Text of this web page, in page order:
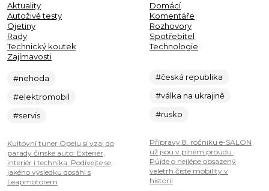
Aktuality
Autoživě testy
Ojetiny
Rady
Technický koutek
Zajímavosti
#nehoda
#elektromobil
#servis
Kultovní tuner Opelu si vzal do
parády čínské auto: Exteriér,
interiér i technika. Podívejte se,
jakého výsledku dosáhl s
Leapmotorem
Domácí
Komentáře
Rozhovory
Spotřebitel
Technologie
#česká republika
#válka na ukrajině
#rusko
Přípravy 8. ročníku e-SALON
už jsou v plném proudu.
Půjde o nejlépe obsazený
veletrh čisté mobility v
historii